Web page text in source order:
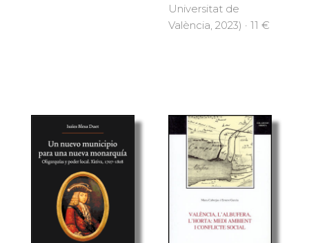
Universitat de
València, 2023) · 11 €